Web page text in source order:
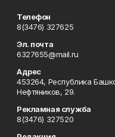
Телефон
8(3476) 327625
Эл. почта
6327655@mail.ru
Адрес
453264, Республика
Нефтяников, 29.
Рекламная служба
8(3476) 327520